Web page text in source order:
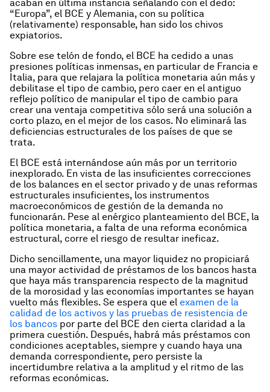
acaban en última instancia señalando con el dedo:
“Europa”, el BCE y Alemania, con su política
(relativamente) responsable, han sido los chivos
expiatorios.
Sobre ese telón de fondo, el BCE ha cedido a unas
presiones políticas inmensas, en particular de Francia e
Italia, para que relajara la política monetaria aún más y
debilitase el tipo de cambio, pero caer en el antiguo
reflejo político de manipular el tipo de cambio para
crear una ventaja competitiva sólo será una solución a
corto plazo, en el mejor de los casos. No eliminará las
deficiencias estructurales de los países de que se
trata.
El BCE está internándose aún más por un territorio
inexplorado. En vista de las insuficientes correcciones
de los balances en el sector privado y de unas reformas
estructurales insuficientes, los instrumentos
macroeconómicos de gestión de la demanda no
funcionarán. Pese al enérgico planteamiento del BCE, la
política monetaria, a falta de una reforma económica
estructural, corre el riesgo de resultar ineficaz.
Dicho sencillamente, una mayor liquidez no propiciará
una mayor actividad de préstamos de los bancos hasta
que haya más transparencia respecto de la magnitud
de la morosidad y las economías importantes se hayan
vuelto más flexibles. Se espera que el examen de la
calidad de los activos y las pruebas de resistencia de
los bancos por parte del BCE den cierta claridad a la
primera cuestión. Después, habrá más préstamos con
condiciones aceptables, siempre y cuando haya una
demanda correspondiente, pero persiste la
incertidumbre relativa a la amplitud y el ritmo de las
reformas económicas.